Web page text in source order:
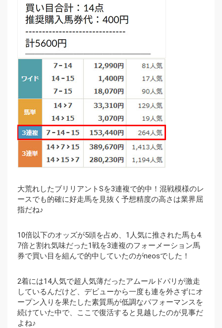
大荒れしたブリリアントSを3連複で的中！混戦模様のレ
ースでも的確に好走馬を見抜く予想精度の高さは業界屈
指だね♪
10倍以下のオッズが5頭を占め、1人気に推された馬も4.
7倍と割れ気味だった1戦を3連複のフォーメーション馬
券で買い目を組んで的中していたのがneosでした！
2着には14人気で超人気薄だったアムールドパリが激走
しているんだけど、デビューから一度も連を外さずにオ
ープン入りを果たした素質馬が低調なパフォーマンスを
続けていた中で、ここで復活すると見越したのが見事だ
よね♪